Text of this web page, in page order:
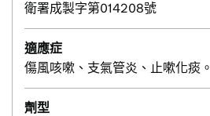
衛署成製字第014208號
適應症
傷風咳嗽、支氣管炎、止嗽化痰。
劑型